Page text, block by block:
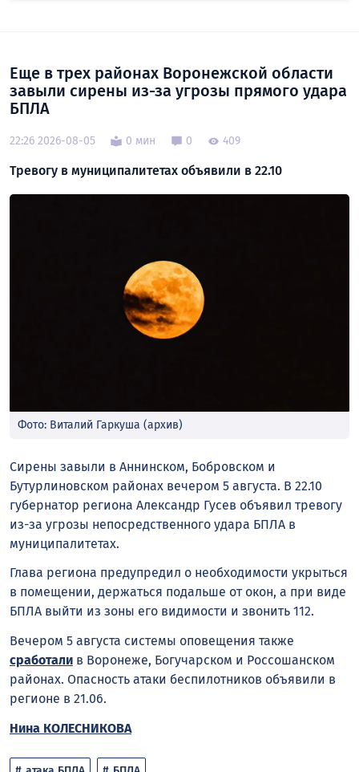
Еще в трех районах Воронежской области
завыли сирены из-за угрозы прямого удара
БПЛА
22:26 2026-08-05 0 мин 0 409
Тревогу в муниципалитетах объявили в 22.10
Фото: Виталий Гаркуша (архив)
Сирены завыли в Аннинском, Бобровском и
Бутурлиновском районах вечером 5 августа. В 22.10
губернатор региона Александр Гусев объявил тревогу
из-за угрозы непосредственного удара БПЛА в
муниципалитетах.
Глава региона предупредил о необходимости укрыться
в помещении, держаться подальше от окон, а при виде
БПЛА выйти из зоны его видимости и звонить 112.
Вечером 5 августа системы оповещения также
сработали в Воронеже, Богучарском и Россошанском
районах. Опасность атаки беспилотников объявили в
регионе в 21.06.
Нина КОЛЕСНИКОВА